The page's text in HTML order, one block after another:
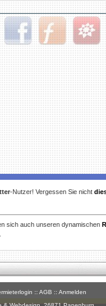
Facebook Furl StudiVZ
-Nutzer! Vergessen Sie nicht
sich auch unseren dynamischen
:: AGB :: Anmelden